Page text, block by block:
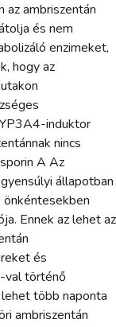
az ambriszentán
és nem
enzimeket,
hogy az
induktor
nincs
A Az
állapotban
Ennek az lehet az
és
val történő
több naponta
ambriszentán